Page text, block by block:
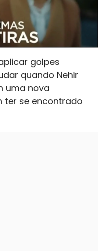
golpes
quando Nehir
uma nova
ter se encontrado